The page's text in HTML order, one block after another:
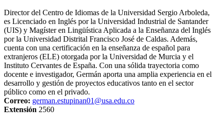
Director del Centro de Idiomas de la Universidad Sergio Arboleda,
es Licenciado en Inglés por la Universidad Industrial de Santander
(UIS) y Magíster en Lingüística Aplicada a la Enseñanza del Inglés
por la Universidad Distrital Francisco José de Caldas. Además,
cuenta con una certificación en la enseñanza de español para
extranjeros (ELE) otorgada por la Universidad de Murcia y el
Instituto Cervantes de España. Con una sólida trayectoria como
docente e investigador, Germán aporta una amplia experiencia en el
desarrollo y gestión de proyectos educativos tanto en el sector
público como en el privado.
Correo: german.estupinan01@usa.edu.co
Extensión 2560